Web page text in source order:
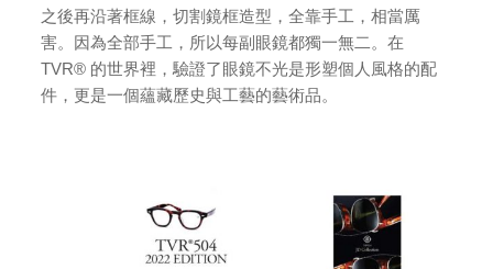
之後再沿著框線，切割鏡框造型，全靠手工，相當厲
害。因為全部手工，所以每副眼鏡都獨一無二。在
TVR® 的世界裡，驗證了眼鏡不光是形塑個人風格的配
件，更是一個蘊藏歷史與工藝的藝術品。